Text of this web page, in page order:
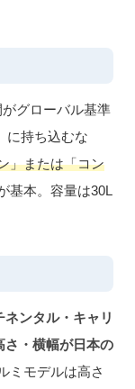
グローバル基準
に持ち込むな
」または「コン
基本。容量は30L
ネンタル・キャリ
・横幅が日本の
ミモデルは高さ